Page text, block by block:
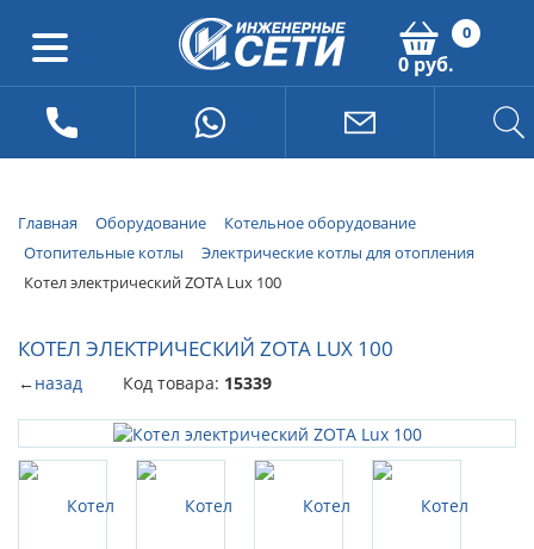
0
0 руб.
Главная Оборудование
Котельное оборудование
Отопительные котлы
Электрические котлы для отопления
Котел электрический ZOTA Lux 100
КОТЕЛ ЭЛЕКТРИЧЕСКИЙ ZOTA LUX 100
←назад Код товара: 15339